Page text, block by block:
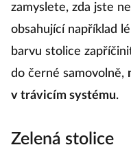
zamyslete, zda jste
obsahující například
barvu stolice
do černé samovolně,
v trávicím systému.
Zelená stolice